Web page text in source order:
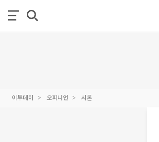
이투데이 오피니언 시론